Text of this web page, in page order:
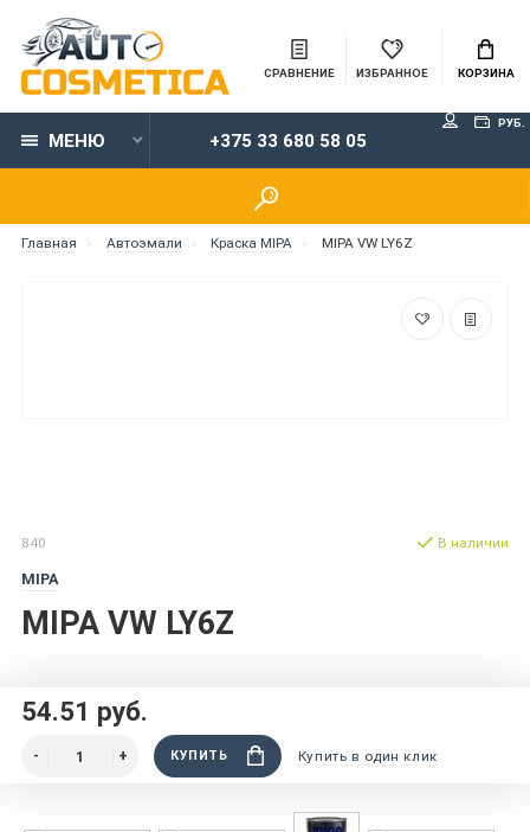
СРАВНЕНИЕ ИЗБРАННОЕ КОРЗИНА
МЕНЮ +375 33 680 58 05
РУБ.
Главная Автоэмали Краска MIPA MIPA VW LY6Z
840
MIPA
MIPA VW LY6Z
В наличии
54.51 руб.
КУПИТЬ Купить в один клик